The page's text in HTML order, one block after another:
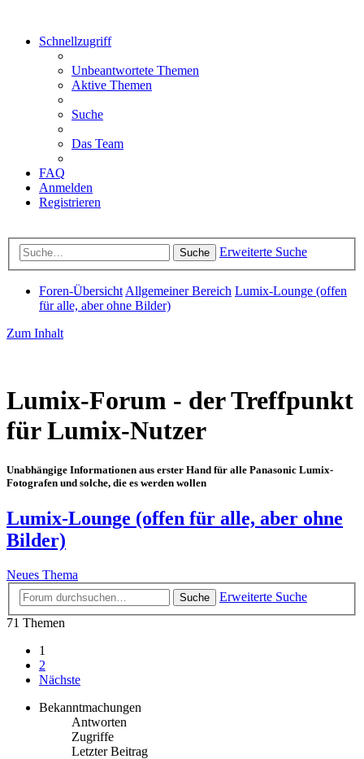
Schnellzugriff
Unbeantwortete Themen
Aktive Themen
Suche
Das Team
FAQ
Anmelden
Registrieren
Suche Erweiterte Suche
Foren-Übersicht Allgemeiner Bereich Lumix-Lounge (offen
für alle, aber ohne Bilder)
Zum Inhalt
Lumix-Forum - der Treffpunkt
für Lumix-Nutzer
Unabhängige Informationen aus erster Hand für alle Panasonic Lumix-
Fotografen und solche, die es werden wollen
Lumix-Lounge (offen für alle, aber ohne
Bilder)
Neues Thema
Suche
Erweiterte Suche
71 Themen
1
2
Nächste
Bekanntmachungen
Antworten
Zugriffe
Letzter Beitrag